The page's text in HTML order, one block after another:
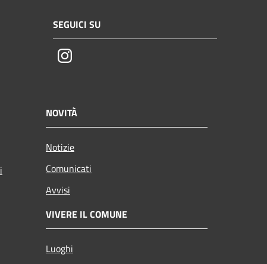
SEGUICI SU
Instagram
NOVITÀ
Notizie
Comunicati
Avvisi
VIVERE IL COMUNE
Luoghi